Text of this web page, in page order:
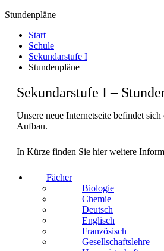
Stundenpläne
Start
Schule
Sekundarstufe I
Stundenpläne
Sekundarstufe I –
Unsere neue Internetseite befindet
Aufbau.
In Kürze finden Sie hier weitere
Fächer
Biologie
Chemie
Deutsch
Englisch
Französisch
Gesellschaftslehre